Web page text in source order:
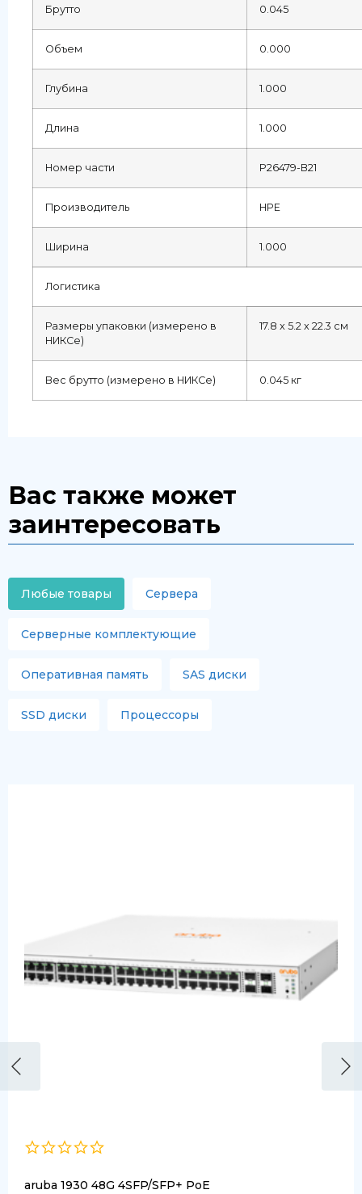
Брутто 0.045
Объем 0.000
Глубина 1.000
Длина 1.000
Номер части P26479-B21
Производитель HPE
Ширина 1.000
Логистика
Размеры упаковки (измерено в
НИКСе)
17.8 x 5.2 x 22.3 см
Вес брутто (измерено в НИКСе) 0.045 кг
Вас также может
заинтересовать
Любые товары Сервера
Серверные комплектующие
Оперативная память SAS диски
SSD диски Процессоры
aruba 1930 48G 4SFP/SFP+ PoE